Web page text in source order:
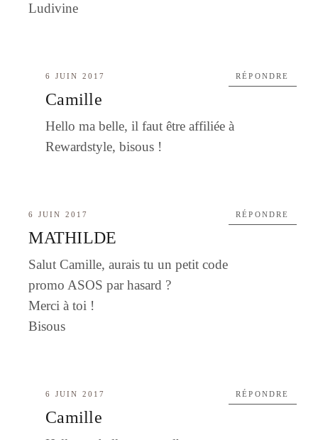
Ludivine
6 JUIN 2017
Camille
Hello ma belle, il faut être affiliée à
Rewardstyle, bisous !
RÉPONDRE
6 JUIN 2017
MATHILDE
Salut Camille, aurais tu un petit code
promo ASOS par hasard ?
Merci à toi !
Bisous
RÉPONDRE
6 JUIN 2017
Camille
RÉPONDRE